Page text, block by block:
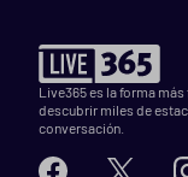
Live365 es la forma
descubrir miles de
conversación.